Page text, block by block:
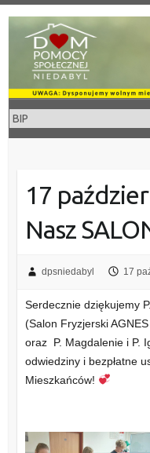
content
17
Nasz
dpsniedabyl 17
Serdecznie dziękujemy
(Salon Fryzjerski
oraz P. Magdalenie i P.
odwiedziny i bezpłatne
Mieszkańców!